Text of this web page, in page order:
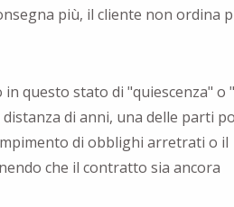
più, il cliente non ordina
questo stato di "quiescenza" o
di anni, una delle parti
di obblighi arretrati o il
che il contratto sia ancora